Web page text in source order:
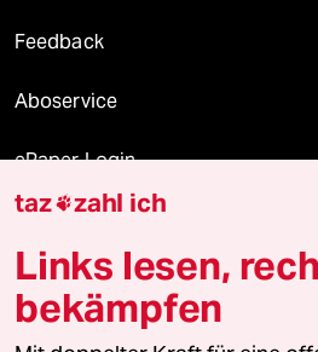
Feedback
Aboservice
ePaper Login
Downloads für Abonnierende
© 2026 taz Verlags und Vertriebs
taz zahl ich
Links lesen,
bekämpfen